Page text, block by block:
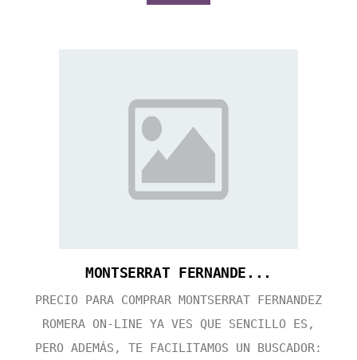
MONTSERRAT FERNANDE...
PRECIO PARA COMPRAR MONTSERRAT FERNANDEZ
ROMERA ON-LINE YA VES QUE SENCILLO ES,
PERO ADEMÁS, TE FACILITAMOS UN BUSCADOR: